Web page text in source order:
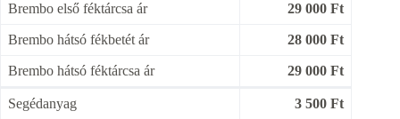
Brembo első féktárcsa ár 29 000 Ft
Brembo hátsó fékbetét ár 28 000 Ft
Brembo hátsó féktárcsa ár 29 000 Ft
Segédanyag
3 500 Ft